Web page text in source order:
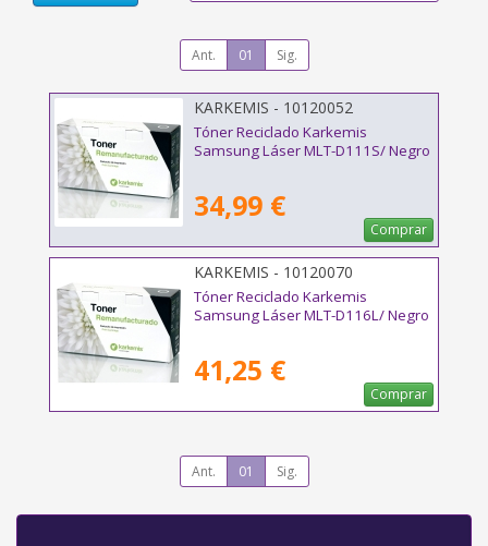
Ant. 01 Sig.
KARKEMIS - 10120052
Tóner Reciclado Karkemis
Samsung Láser MLT-D111S/ Negro
34,99 €
Comprar
KARKEMIS - 10120070
Tóner Reciclado Karkemis
Samsung Láser MLT-D116L/ Negro
41,25 €
Comprar
Ant. 01 Sig.